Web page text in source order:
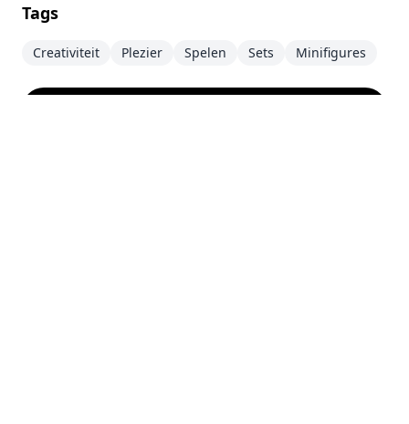
Tags
Creativiteit Plezier Spelen Sets Minifigures